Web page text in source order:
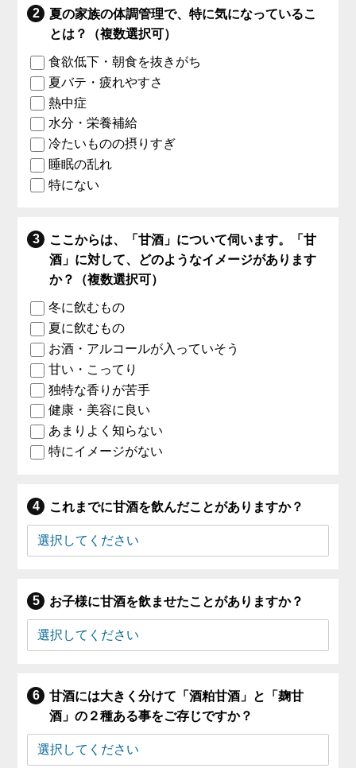
夏の家族の体調管理で、特に気になっているこ
とは？（複数選択可）
食欲低下・朝食を抜きがち
夏バテ・疲れやすさ
熱中症
水分・栄養補給
冷たいものの摂りすぎ
睡眠の乱れ
特にない
ここからは、「甘酒」について伺います。「甘
酒」に対して、どのようなイメージがあります
か？（複数選択可）
冬に飲むもの
夏に飲むもの
お酒・アルコールが入っていそう
甘い・こってり
独特な香りが苦手
健康・美容に良い
あまりよく知らない
特にイメージがない
これまでに甘酒を飲んだことがありますか？
お子様に甘酒を飲ませたことがありますか？
甘酒には大きく分けて「酒粕甘酒」と「麹甘
酒」の２種ある事をご存じですか？